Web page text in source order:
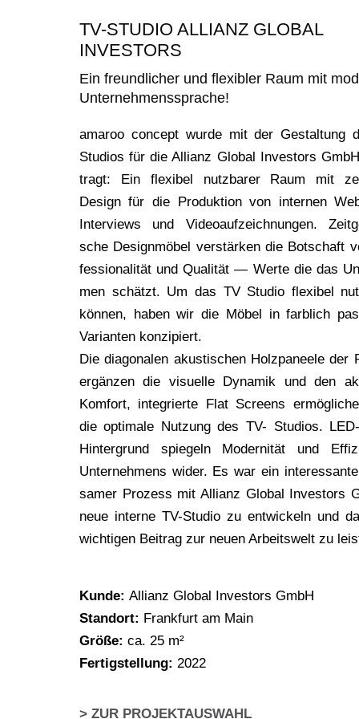
TV-STUDIO ALLIANZ GLOBAL
INVESTORS
Ein freundlicher und flexibler Raum mit
Unternehmenssprache!
ama­roo con­cept wur­de mit der Gestal­tung
Stu­di­os für die Alli­anz Glo­bal Inves­tors
tragt: Ein fle­xi­bel nutz­ba­rer Raum mit
Design für die Pro­duk­ti­on von inter­nen
Inter­views und Video­auf­zeich­nun­gen.
sche Design­mö­bel ver­stär­ken die Bot­schaft
fes­sio­na­li­tät und Qua­li­tät — Wer­te die das
men schätzt. Um das TV Stu­dio fle­xi­bel
kön­nen, haben wir die Möbel in farb­lich
Vari­an­ten konzipiert.
Die dia­go­na­len akus­ti­schen Holz­pa­nee­le der
ergän­zen die visu­el­le Dyna­mik und den
Kom­fort, inte­grier­te Flat Screens
die opti­ma­le Nut­zung des TV- Stu­di­os.
Hin­ter­grund spie­geln Moder­ni­tät und
Unter­neh­mens wider. Es war ein
sa­mer Pro­zess mit Alli­anz Glo­bal Inves­tors
neue inter­ne TV-Stu­dio zu ent­wi­ckeln und
wich­ti­gen Bei­trag zur neu­en Arbeits­welt zu
Kun­de: Alli­anz Glo­bal Inves­tors GmbH
Stand­ort: Frank­furt am Main
Grö­ße: ca. 25 m²
Fer­tig­stel­lung: 2022
> ZUR PROJEKTAUSWAHL